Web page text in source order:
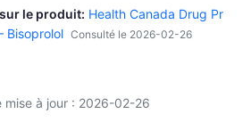
le produit Health Canada Drug Pr
Bisoprolol Consulté le 2026-02-26
mise à jour : 2026-02-26